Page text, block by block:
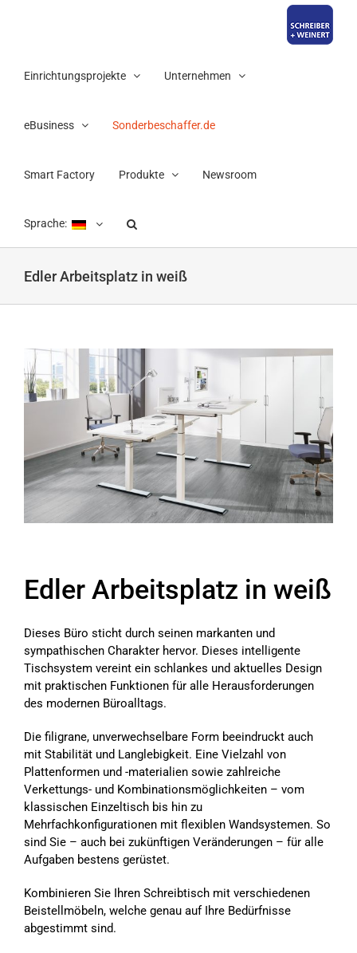
Einrichtungsprojekte Unternehmen
eBusiness Sonderbeschaffer.de
Smart Factory Produkte Newsroom
Sprache:
Edler Arbeitsplatz in weiß
Edler Arbeitsplatz in weiß
Dieses Büro sticht durch seinen markanten und
sympathischen Charakter hervor. Dieses intelligente
Tischsystem vereint ein schlankes und aktuelles Design
mit praktischen Funktionen für alle Herausforderungen
des modernen Büroalltags.
Die filigrane, unverwechselbare Form beeindruckt auch
mit Stabilität und Langlebigkeit. Eine Viel­zahl von
Plattenformen und -materialien sowie zahlreiche
Verkettungs- und Kombina­tionsmöglichkeiten – vom
klassischen Einzeltisch bis hin zu
Mehrfachkonfigurationen mit flexiblen Wandsystemen. So
sind Sie – auch bei zukünftigen Veränderungen – für alle
Aufgaben bestens gerüstet.
Kombinieren Sie Ihren Schreibtisch mit verschiedenen
Beistellmöbeln, welche genau auf Ihre Bedürfnisse
abgestimmt sind.